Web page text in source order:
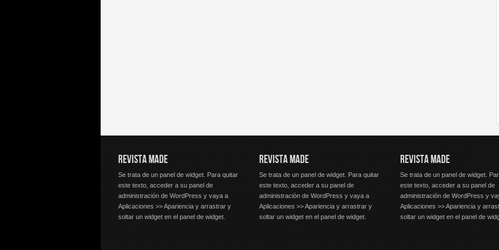
REVISTA MADE
Se trata de un panel de widget. Para quitar
este texto, acceder a su panel de
administración de WordPress y vaya a
Aplicaciones >> Apariencia y arrastrar y
soltar un widget en el panel de widget.
REVISTA MADE
Se trata de un panel de widget. Para quitar
este texto, acceder a su panel de
administración de WordPress y vaya a
Aplicaciones >> Apariencia y arrastrar y
soltar un widget en el panel de widget.
REVISTA MADE
Se trata de un panel de widget.
este texto, acceder a su panel de
administración de WordPress y
Aplicaciones >> Apariencia y
soltar un widget en el panel de